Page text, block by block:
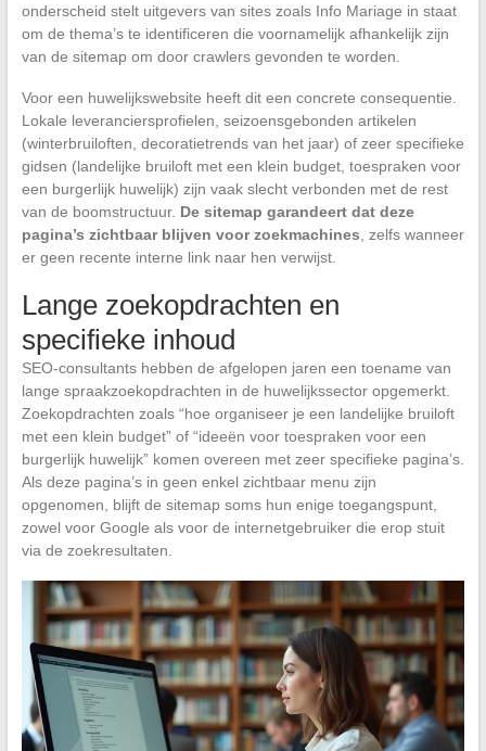
onderscheid stelt uitgevers van sites zoals Info Mariage in staat
om de thema’s te identificeren die voornamelijk afhankelijk zijn
van de sitemap om door crawlers gevonden te worden.
Voor een huwelijkswebsite heeft dit een concrete consequentie.
Lokale leveranciersprofielen, seizoensgebonden artikelen
(winterbruiloften, decoratietrends van het jaar) of zeer specifieke
gidsen (landelijke bruiloft met een klein budget, toespraken voor
een burgerlijk huwelijk) zijn vaak slecht verbonden met de rest
van de boomstructuur. De sitemap garandeert dat deze
pagina’s zichtbaar blijven voor zoekmachines, zelfs wanneer
er geen recente interne link naar hen verwijst.
Lange zoekopdrachten en
specifieke inhoud
SEO-consultants hebben de afgelopen jaren een toename van
lange spraakzoekopdrachten in de huwelijkssector opgemerkt.
Zoekopdrachten zoals “hoe organiseer je een landelijke bruiloft
met een klein budget” of “ideeën voor toespraken voor een
burgerlijk huwelijk” komen overeen met zeer specifieke pagina’s.
Als deze pagina’s in geen enkel zichtbaar menu zijn
opgenomen, blijft de sitemap soms hun enige toegangspunt,
zowel voor Google als voor de internetgebruiker die erop stuit
via de zoekresultaten.